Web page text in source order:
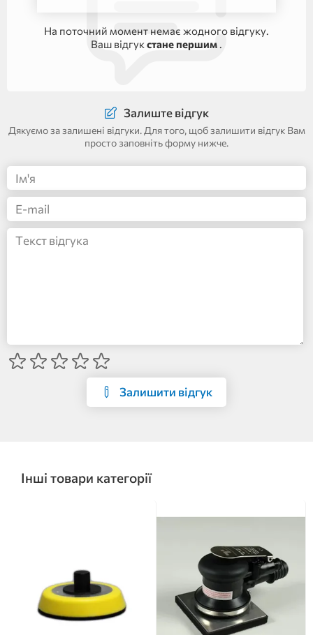
На поточний момент немає жодного відгуку.
Ваш відгук стане першим .
Залиште відгук
Дякуємо за залишені відгуки. Для того, щоб залишити відгук Вам
просто заповніть форму нижче.
Залишити відгук
Інші товари категорії